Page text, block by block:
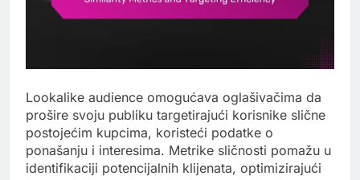
Lookalike audience omogućava oglašivačima da
prošire svoju publiku targetirajući korisnike slične
postojećim kupcima, koristeći podatke o
ponašanju i interesima. Metrike sličnosti pomažu u
identifikaciji potencijalnih klijenata, optimizirajući